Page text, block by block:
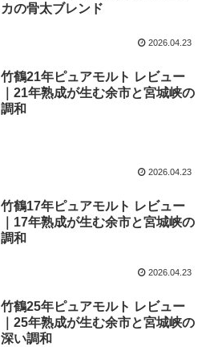
カの骨太ブレンド
2026.04.23
竹鶴21年ピュアモルト レビュー
｜21年熟成が生む余市と宮城峡の
調和
2026.04.23
竹鶴17年ピュアモルト レビュー
｜17年熟成が生む余市と宮城峡の
調和
2026.04.23
竹鶴25年ピュアモルト レビュー
｜25年熟成が生む余市と宮城峡の
深い調和